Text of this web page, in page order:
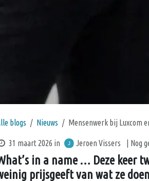
blogs Nieuws Mensenwerk bij Luxcom
31 maart 2026 in Jeroen Vissers | Nog
in a name … Deze keer
prijsgeeft van wat ze